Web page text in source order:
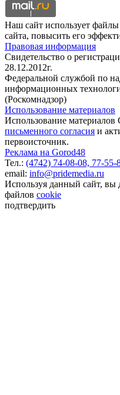
Наш сайт использует
сайта, повысить его
Правовая информация
Свидетельство о
28.12.2012г.
Федеральной службой по
информационных
(Роскомнадзор)
Использование материалов
Использование материалов
письменного согласия и
первоисточник.
Реклама на Gorod48
Тел.: (4742) 74-08-08, 77-55-
email: info@pridemedia.ru
Используя данный сайт, вы
файлов cookie
подтвердить